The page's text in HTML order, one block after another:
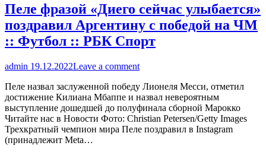
Пеле фразой «Диего сейчас улыбается»
поздравил Аргентину с победой на ЧМ
:: Футбол :: РБК Спорт
admin 19.12.2022Leave a comment
Пеле назвал заслуженной победу Лионеля Месси, отметил
достижение Килиана Мбаппе и назвал невероятным
выступление дошедшей до полуфинала сборной Марокко
Читайте нас в Новости Фото: Christian Petersen/Getty Images
Трехкратный чемпион мира Пеле поздравил в Instagram
(принадлежит Meta…